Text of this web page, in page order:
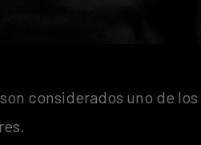
son considerados uno de los